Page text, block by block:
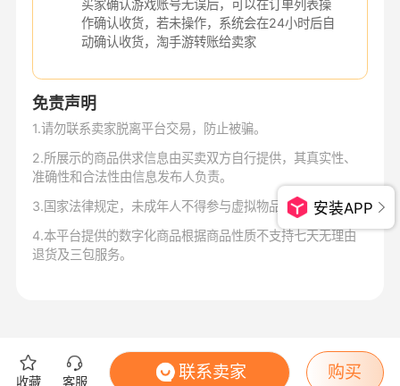
买家确认游戏账号无误后，可以在订单列表操
作确认收货，若未操作，系统会在24小时后自
动确认收货，淘手游转账给卖家
免责声明
1.请勿联系卖家脱离平台交易，防止被骗。
2.所展示的商品供求信息由买卖双方自行提供，其真实性、
准确性和合法性由信息发布人负责。
3.国家法律规定，未成年人不得参与虚拟物品交易。
4.本平台提供的数字化商品根据商品性质不支持七天无理由
退货及三包服务。
收藏 客服
联系卖家 购买
安装APP